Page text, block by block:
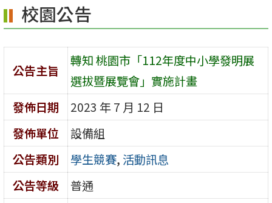
容
區
校園公告
公告主旨
轉知 桃園市「112年度中小學發明展
選拔暨展覽會」實施計畫
發佈日期
2023 年 7 月 12 日
發佈單位
設備組
公告類別
學生競賽, 活動訊息
公告等級
普通